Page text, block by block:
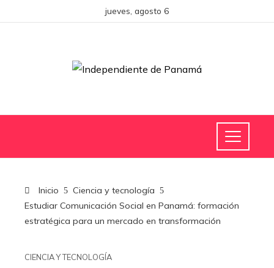
jueves, agosto 6
Inicio
Ciencia y tecnología
Estudiar Comunicación Social en Panamá: formación
estratégica para un mercado en transformación
CIENCIA Y TECNOLOGÍA